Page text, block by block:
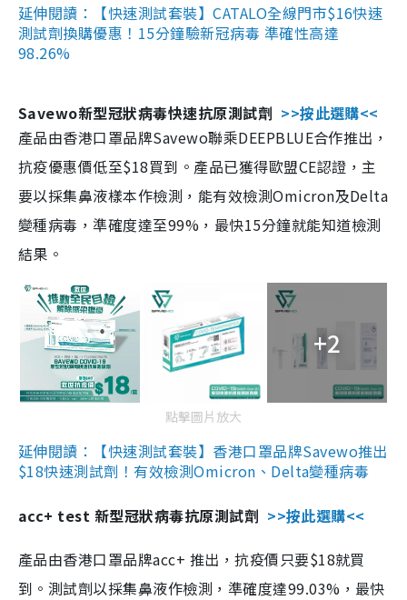
延伸閱讀：【快速測試套裝】CATALO全線門市$16快速
測試劑換購優惠！15分鐘驗新冠病毒 準確性高達
98.26%
Savewo新型冠狀病毒快速抗原測試劑 >>按此選購<<
產品由香港口罩品牌Savewo聯乘DEEPBLUE合作推出，
抗疫優惠價低至$18買到。產品已獲得歐盟CE認證，主
要以採集鼻液樣本作檢測，能有效檢測Omicron及Delta
變種病毒，準確度達至99%，最快15分鐘就能知道檢測
結果。
+2
點擊圖片放大
延伸閱讀：【快速測試套裝】香港口罩品牌Savewo推出
$18快速測試劑！有效檢測Omicron、Delta變種病毒
acc+ test 新型冠狀病毒抗原測試劑 >>按此選購<<
產品由香港口罩品牌acc+ 推出，抗疫價只要$18就買
到。測試劑以採集鼻液作檢測，準確度達99.03%，最快